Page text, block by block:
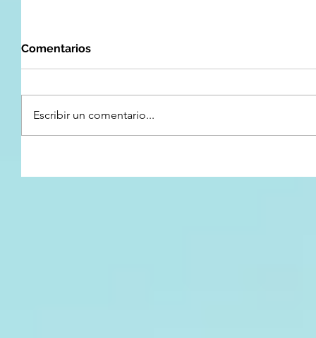
Comentarios
Escribir un comentario...